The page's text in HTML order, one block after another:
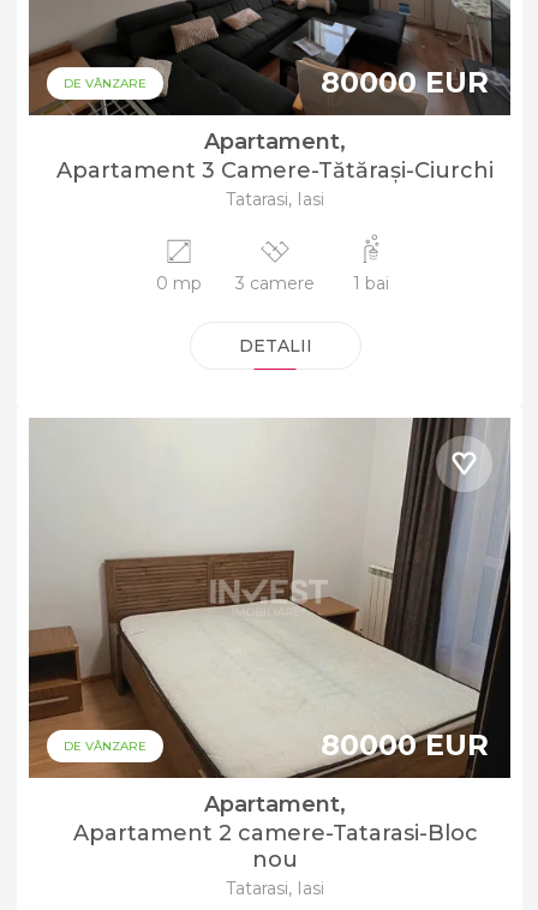
DE VÂNZARE 80000 EUR
Apartament,
Apartament 3 Camere-Tătărași-Ciurchi
Tatarasi, Iasi
0 mp 3 camere 1 bai
DETALII
DE VÂNZARE 80000 EUR
Apartament,
Apartament 2 camere-Tatarasi-Bloc
nou
Tatarasi, Iasi